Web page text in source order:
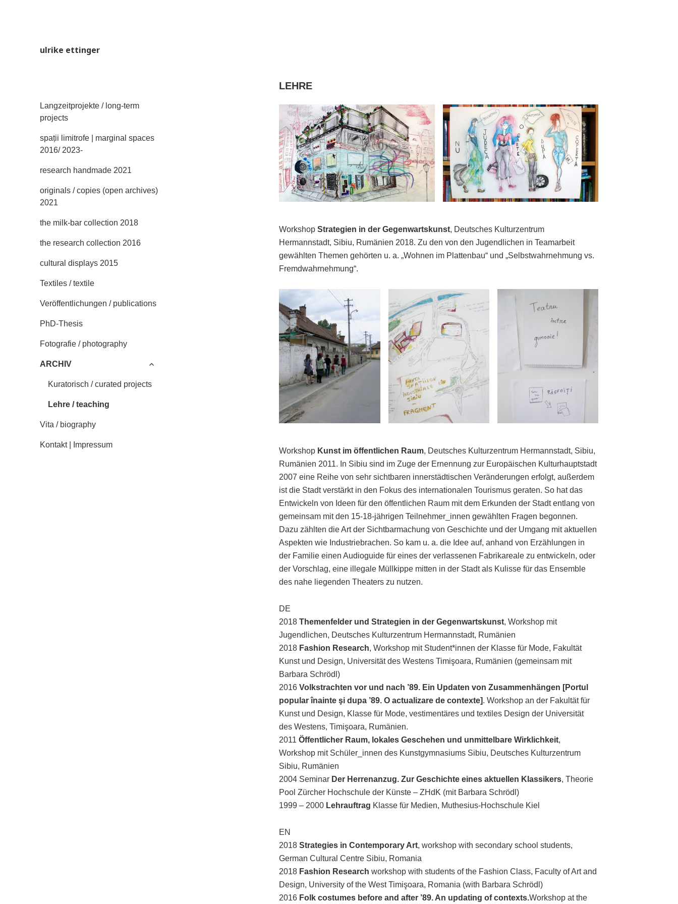
ulrike ettinger
Langzeitprojekte / long-term
projects
spații limitrofe | marginal spaces
2016/ 2023-
research handmade 2021
originals / copies (open archives)
2021
the milk-bar collection 2018
the research collection 2016
cultural displays 2015
Textiles / textile
Veröffentlichungen / publications
PhD-Thesis
Fotografie / photography
ARCHIV
Kuratorisch / curated projects
Lehre / teaching
Vita / biography
Kontakt | Impressum
LEHRE
WorkshopStrategien in der Gegenwartskunst, Deutsches Kulturzentrum
Hermannstadt, Sibiu, Rumänien 2018. Zu den von den Jugendlichen in Teamarbeit
gewählten Themen gehörten u. a. „Wohnen im Plattenbau“ und „Selbstwahrnehmung vs.
Fremdwahrnehmung“.
Workshop Kunst im öffentlichen Raum, Deutsches Kulturzentrum Hermannstadt, Sibiu,
Rumänien 2011. In Sibiu sind im Zuge der Ernennung zur Europäischen Kulturhauptstadt
2007 eine Reihe von sehr sichtbaren innerstädtischen Veränderungen erfolgt, außerdem
ist die Stadt verstärkt in den Fokus des internationalen Tourismus geraten. So hat das
Entwickeln von Ideen für den öffentlichen Raum mit dem Erkunden der Stadt entlang von
gemeinsam mit den 15-18-jährigen Teilnehmer_innen gewählten Fragen begonnen.
Dazu zählten die Art der Sichtbarmachung von Geschichte und der Umgang mit aktuellen
Aspekten wie Industriebrachen. So kam u. a. die Idee auf, anhand von Erzählungen in
der Familie einen Audioguide für eines der verlassenen Fabrikareale zu entwickeln, oder
der Vorschlag, eine illegale Müllkippe mitten in der Stadt als Kulisse für das Ensemble
des nahe liegenden Theaters zu nutzen.
DE
2018Themenfelder und Strategien in der Gegenwartskunst, Workshop mit
Jugendlichen, Deutsches Kulturzentrum Hermannstadt, Rumänien
2018 Fashion Research, Workshop mit Student*innen der Klasse für Mode, Fakultät
Kunst und Design, Universität des Westens Timişoara, Rumänien (gemeinsam mit
Barbara Schrödl)
2016Volkstrachten vor und nach ’89. Ein Updaten von Zusammenhängen [Portul
popular înainte şi dupa ’89. O actualizare de contexte]. Workshop an der Fakultät für
Kunst und Design, Klasse für Mode, vestimentäres und textiles Design der Universität
des Westens, Timişoara, Rumänien.
2011Öffentlicher Raum, lokales Geschehen und unmittelbare Wirklichkeit,
Workshop mit Schüler_innen des Kunstgymnasiums Sibiu, Deutsches Kulturzentrum
Sibiu, Rumänien
2004 Seminar Der Herrenanzug. Zur Geschichte eines aktuellen Klassikers, Theorie
Pool Zürcher Hochschule der Künste – ZHdK (mit Barbara Schrödl)
1999 – 2000 Lehrauftrag Klasse für Medien, Muthesius-Hochschule Kiel
EN
2018Strategies in Contemporary Art, workshop with secondary school students,
German Cultural Centre Sibiu, Romania
2018 Fashion Researchworkshop with students of the Fashion Class, Faculty of Art and
Design, University of the West Timişoara, Romania (with Barbara Schrödl)
2016 Folk costumes before and after ’89. An updating of contexts.Workshop at the